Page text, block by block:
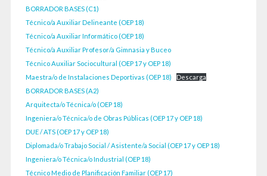
BORRADOR BASES (C1)
Técnico/a Auxiliar Delineante (OEP 18)
Técnico/a Auxiliar Informático (OEP 18)
Técnico/a Auxiliar Profesor/a Gimnasia y Buceo
Técnico Auxiliar Sociocultural (OEP 17 y OEP 18)
Maestra/o de Instalaciones Deportivas (OEP 18)
Descarga
BORRADOR BASES (A2)
Arquitecta/o Técnica/o (OEP 18)
Ingeniera/o Técnica/o de Obras Públicas (OEP 17 y OEP 18)
DUE / ATS (OEP 17 y OEP 18)
Diplomada/o Trabajo Social / Asistente/a Social (OEP 17 y OEP 18)
Ingeniera/o Técnica/o Industrial (OEP 18)
Técnico Medio de Planificación Familiar (OEP 17)